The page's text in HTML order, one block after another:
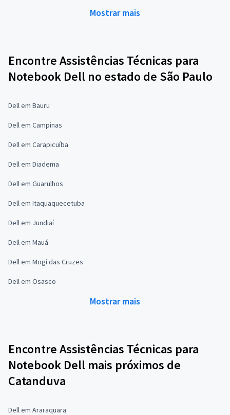
Mostrar mais
Encontre Assistências Técnicas para
Notebook Dell no estado de São Paulo
Dell em Bauru
Dell em Campinas
Dell em Carapicuíba
Dell em Diadema
Dell em Guarulhos
Dell em Itaquaquecetuba
Dell em Jundiaí
Dell em Mauá
Dell em Mogi das Cruzes
Dell em Osasco
Mostrar mais
Encontre Assistências Técnicas para
Notebook Dell mais próximos de
Catanduva
Dell em Araraquara